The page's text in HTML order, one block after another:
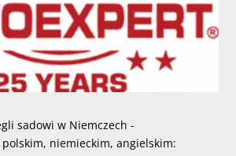
sadowi w Niemczech -
polskim, niemieckim, angielskim: